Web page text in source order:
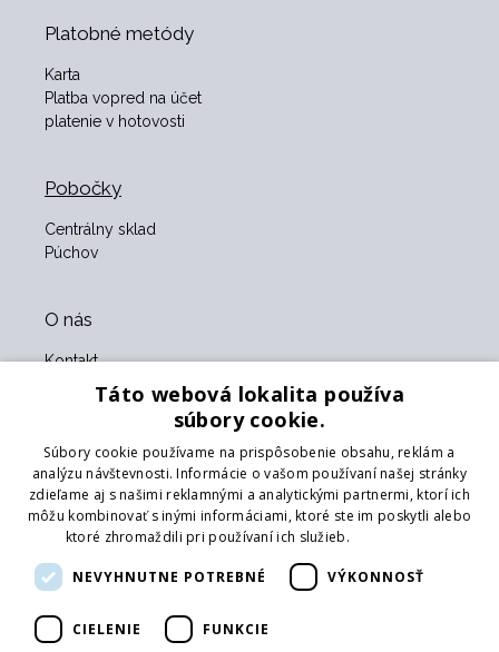
Platobné metódy
Karta
Platba vopred na účet
platenie v hotovosti
Pobočky
Centrálny sklad
Púchov
O nás
Kontakt
Obchodné podmienky
Naši partneri
Formulár na vrátenie tovaru
Vrátenie tovaru
Doprava
Sledujte nás
Táto webová lokalita používa
súbory cookie.
Súbory cookie používame na prispôsobenie obsahu, reklám a
analýzu návštevnosti. Informácie o vašom používaní našej stránky
zdieľame aj s našimi reklamnými a analytickými partnermi, ktorí ich
môžu kombinovať s inými informáciami, ktoré ste im poskytli alebo
ktoré zhromaždili pri používaní ich služieb.
NEVYHNUTNE POTREBNÉ VÝKONNOSŤ
CIELENIE FUNKCIE